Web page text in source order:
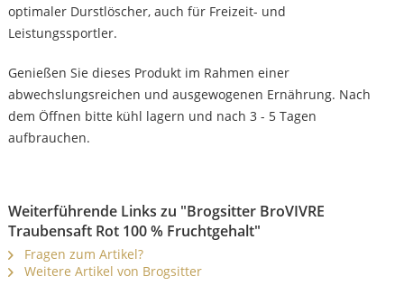
optimaler Durstlöscher, auch für Freizeit- und
Leistungssportler.
Genießen Sie dieses Produkt im Rahmen einer
abwechslungsreichen und ausgewogenen Ernährung. Nach
dem Öffnen bitte kühl lagern und nach 3 - 5 Tagen
aufbrauchen.
Weiterführende Links zu "Brogsitter BroVIVRE
Traubensaft Rot 100 % Fruchtgehalt"
Fragen zum Artikel?
Weitere Artikel von Brogsitter